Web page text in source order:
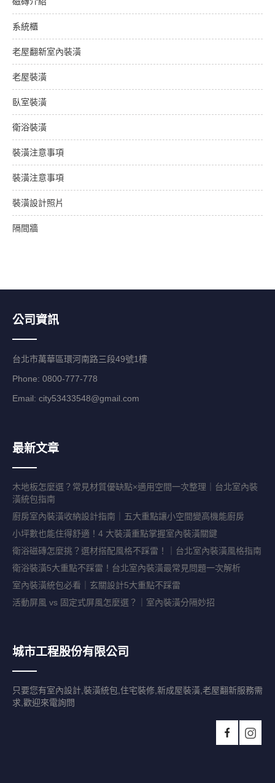
系統櫃
老屋翻新室內裝潢
老屋裝潢
臥室裝潢
衛浴裝潢
裝潢注意事項
裝潢注意事項
裝潢設計照片
隔間牆
公司資訊
台北市萬華區環河南路三段49號1樓
Phone: 0800-777-778
Email: city53433548@gmail.com
最新文章
木地板怎麼選？常見材質優缺點×適用空間一次整理｜台北室內裝
潢統包指南
廚房室內裝潢收納設計指南｜五大重點讓小空間變高機能廚房
小坪數也能住得舒適！4 大裝潢重點掌握室內裝潢關鍵
衛浴磁磚怎麼挑？選材搭配風格不踩雷！｜台北室內裝潢風格指南
衛浴裝潢5大重點不踩雷！台北室內裝潢最常見問題一次解析
室內裝潢統包必看｜玄關設計5大重點不踩雷
活動屏風 vs 固定式屏風怎麼選？｜室內裝潢分隔妙招
城市工程股份有限公司
只要您有室內設計,裝潢統包,住宅裝修,新成屋裝潢,老屋翻新服務需
求,歡迎來電詢問